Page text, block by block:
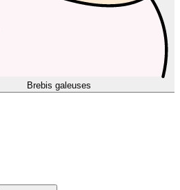
Brebis galeuses